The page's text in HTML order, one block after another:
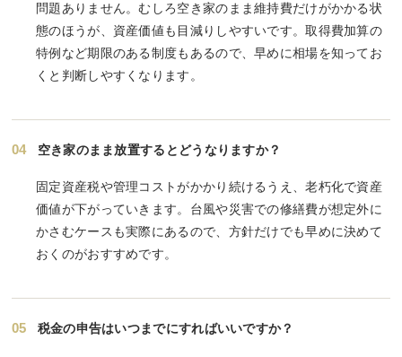
問題ありません。むしろ空き家のまま維持費だけがかかる状
態のほうが、資産価値も目減りしやすいです。取得費加算の
特例など期限のある制度もあるので、早めに相場を知ってお
くと判断しやすくなります。
04 空き家のまま放置するとどうなりますか？
固定資産税や管理コストがかかり続けるうえ、老朽化で資産
価値が下がっていきます。台風や災害での修繕費が想定外に
かさむケースも実際にあるので、方針だけでも早めに決めて
おくのがおすすめです。
05 税金の申告はいつまでにすればいいですか？